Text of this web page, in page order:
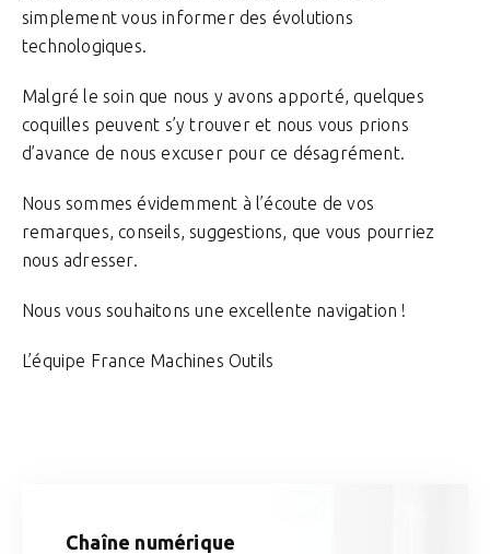
simplement vous informer des évolutions
technologiques.
Malgré le soin que nous y avons apporté, quelques
coquilles peuvent s’y trouver et nous vous prions
d’avance de nous excuser pour ce désagrément.
Nous sommes évidemment à l’écoute de vos
remarques, conseils, suggestions, que vous pourriez
nous adresser.
Nous vous souhaitons une excellente navigation !
L’équipe France Machines Outils
Chaîne numérique